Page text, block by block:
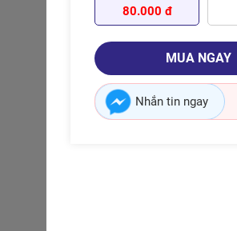
80.000 đ
MUA NGAY
Nhắn tin ngay